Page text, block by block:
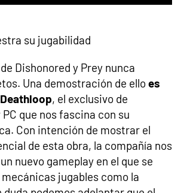
su jugabilidad
Dishonored y Prey nunca
Una demostración de elloes
, el exclusivo de
que nos fascina con su
Con intención de mostrar el
de esta obra, la compañía nos
nuevo gameplay en el que se
jugables como la